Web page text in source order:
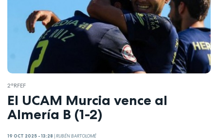
2ªRFEF
El UCAM Murcia vence al
Almería B (1-2)
19 OCT 2025 - 13:28 |RUBÉN BARTOLOMÉ